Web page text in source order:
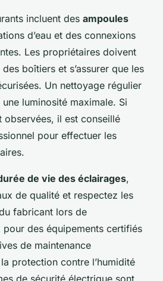
incluent des ampoules
d’eau et des connexions
Les propriétaires doivent
boîtiers et s’assurer que les
Un nettoyage régulier
luminosité maximale. Si
observées, il est conseillé
pour effectuer les
de vie des éclairages,
de qualité et respectez les
fabricant lors de
pour des équipements certifiés
de maintenance
protection contre l’humidité
de sécurité électrique sont